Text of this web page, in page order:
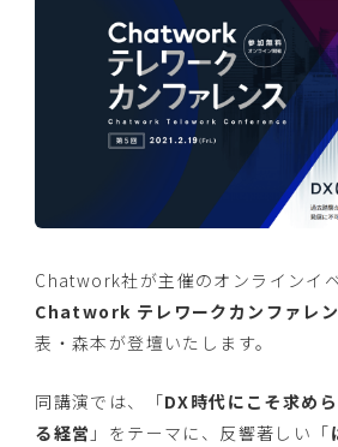
Chatwork社が主催のオンラインイ
Chatwork テレワークカンファレ
表・森本が登壇いたします。
同講演では、「DX時代にこそ求め
る経営 」をテーマに、反響著しい「